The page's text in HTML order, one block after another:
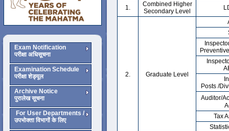
Exam Notification
परीक्षा अधिसूचना
Examination Schedule
परीक्षा शेड्यूल
Archive Notice
पुरालेख सूचना
For User Departments /
उपभोक्ता विभागों के लिए
1.
Combined Higher
Secondary Level
2. Graduate Level
Posts /
Auditor/
Tax